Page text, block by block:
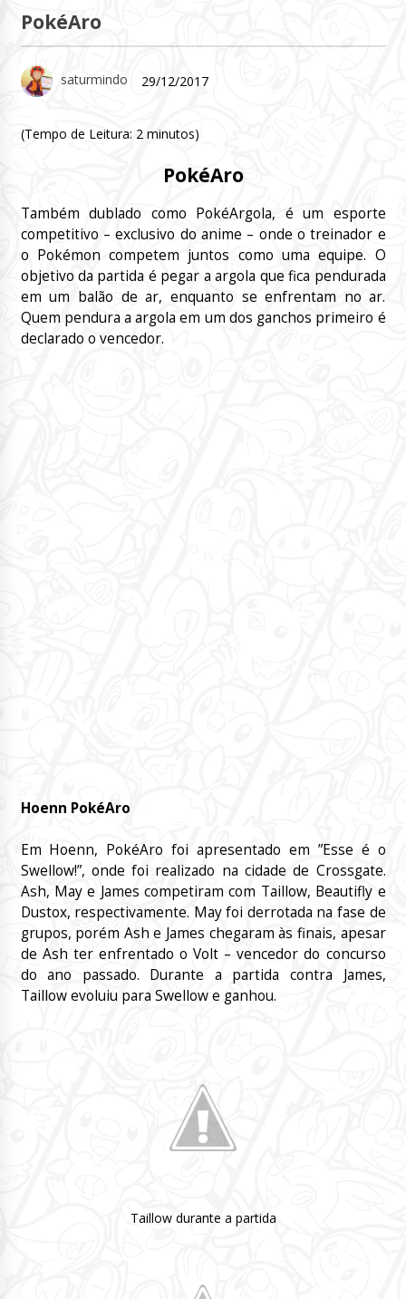
PokéAro
saturmindo 29/12/2017
(Tempo de Leitura: 2 minutos)
PokéAro
Também dublado como PokéArgola, é um esporte
competitivo – exclusivo do anime – onde o treinador e
o Pokémon competem juntos como uma equipe. O
objetivo da partida é pegar a argola que fica pendurada
em um balão de ar, enquanto se enfrentam no ar.
Quem pendura a argola em um dos ganchos primeiro é
declarado o vencedor.
Hoenn PokéAro
Em Hoenn, PokéAro foi apresentado em ”Esse é o
Swellow!”, onde foi realizado na cidade de Crossgate.
Ash, May e James competiram com Taillow, Beautifly e
Dustox, respectivamente. May foi derrotada na fase de
grupos, porém Ash e James chegaram às finais, apesar
de Ash ter enfrentado o Volt – vencedor do concurso
do ano passado. Durante a partida contra James,
Taillow evoluiu para Swellow e ganhou.
Taillow durante a partida